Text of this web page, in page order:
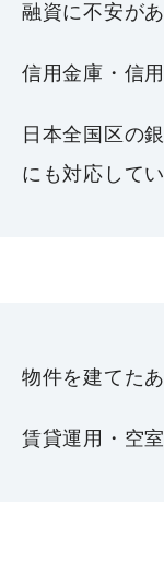
融資に不安が
信用金庫・信
日本全国区の
にも対応してい
物件を建てた
賃貸運用・空